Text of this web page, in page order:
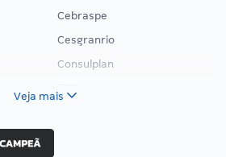
Cebraspe
Cesgranrio
Consulplan
Veja mais